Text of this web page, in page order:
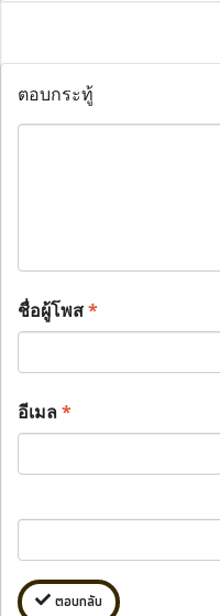
ตอบกระทู้
ชื่อผู้โพส*
อีเมล*
ตอบกลับ